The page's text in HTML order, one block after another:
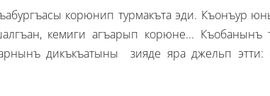
корюнип турмакъта эди. Къонъур
кемиги агъарып корюне... Къобанынъ
дикъкъатыны зияде яра джельп